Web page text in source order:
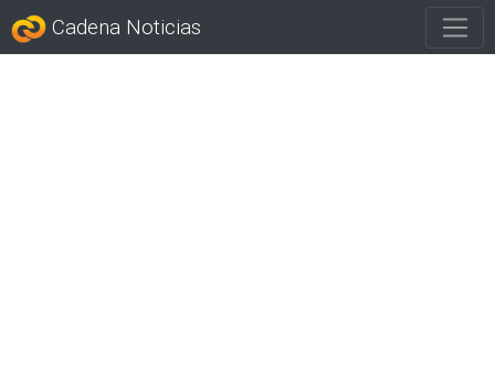
Cadena Noticias